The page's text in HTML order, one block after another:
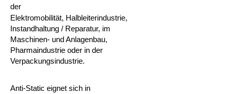
der
Elektromobilität, Halbleiterindustrie,
Instandhaltung / Reparatur, im
Maschinen- und Anlagenbau,
Pharmaindustrie oder in der
Verpackungsindustrie.
Anti-Static eignet sich in